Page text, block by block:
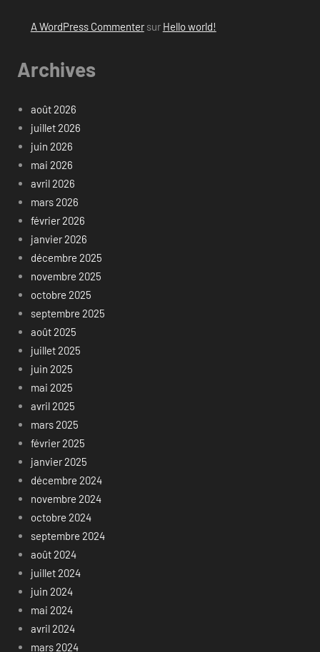
A WordPress Commentersur Hello world!
Archives
août 2026
juillet 2026
juin 2026
mai 2026
avril 2026
mars 2026
février 2026
janvier 2026
décembre 2025
novembre 2025
octobre 2025
septembre 2025
août 2025
juillet 2025
juin 2025
mai 2025
avril 2025
mars 2025
février 2025
janvier 2025
décembre 2024
novembre 2024
octobre 2024
septembre 2024
août 2024
juillet 2024
juin 2024
mai 2024
avril 2024
mars 2024